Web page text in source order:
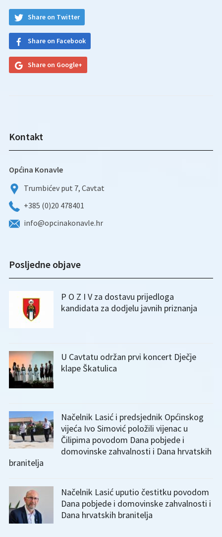
Share on Twitter
Share on Facebook
Share on Google+
Kontakt
Općina Konavle
Trumbićev put 7, Cavtat
+385 (0)20 478401
info@opcinakonavle.hr
Posljedne objave
P O Z I V za dostavu prijedloga
kandidata za dodjelu javnih priznanja
U Cavtatu održan prvi koncert Dječje
klape Škatulica
Načelnik Lasić i predsjednik Općinskog
vijeća Ivo Simović položili vijenac u
Čilipima povodom Dana pobjede i
domovinske zahvalnosti i Dana hrvatskih
branitelja
Načelnik Lasić uputio čestitku povodom
Dana pobjede i domovinske zahvalnosti i
Dana hrvatskih branitelja